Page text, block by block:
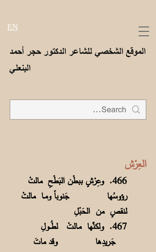
الموقع الشخصي للشاعر الدكتور حجر أحمد
البنعلي
EN
العِرْش
466. وعِرْشٍ ببطْن البَطْحِ مالتْ
رؤوسُها
جَنوباً ومــا مالتْ
لنقصٍ من الحَبْلِ
467. ولكنَّها مـالتْ لطُـــولِ
جَـريدِها
وقد ماتَ